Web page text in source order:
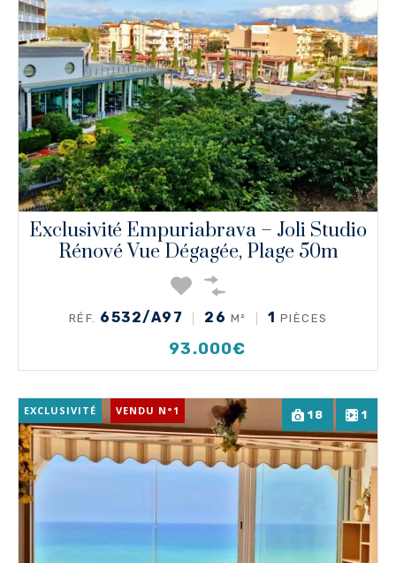
Exclusivité Empuriabrava – Joli Studio
Rénové Vue Dégagée, Plage 50m
RÉF. 6532/A97 26 M² 1 PIÈCES
93.000€
18 1
EXCLUSIVITÉ VENDU N°1